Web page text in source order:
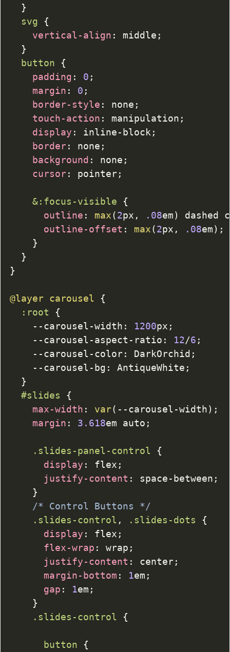
}
svg
{
vertical-align : middle ;
}
button
{
padding : 0 ;
margin : 0 ;
border-style : none ;
touch-action : manipulation ;
display : inline-block ;
border: none ;
background : none ;
cursor: pointer;
&:focus-visible
{
outline : max(2px , .08em)
dashed
outline-offset : max(2px , .08em) ;
}
}
}
@layer carousel
{
:root
{
--carousel-width : 1200px ;
--carousel-aspect-ratio : 12/6 ;
--carousel-color: DarkOrchid ;
--carousel-bg : AntiqueWhite ;
}
#slides
{
max-width : var( --carousel-width) ;
margin : 3.618em auto ;
.slides-panel-control
{
display : flex ;
justify-content : space-between ;
}
/* Control Buttons */
.slides-control , .slides-dots
{
display : flex ;
flex-wrap : wrap ;
justify-content : center;
margin-bottom : 1em ;
gap : 1em ;
}
.slides-control
{
button
{